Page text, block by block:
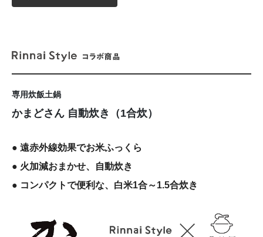
専用炊飯土鍋
かまどさん 自動炊き（1合炊）
● 遠赤外線効果でお米ふっくら
● 火加減おまかせ、自動炊き
● コンパクトで便利な、白米1合～1.5合炊き